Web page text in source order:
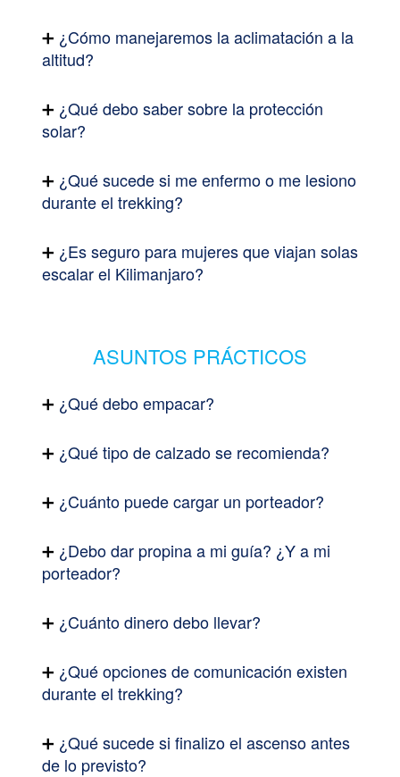
¿Cómo manejaremos la aclimatación a la
altitud?
¿Qué debo saber sobre la protección
solar?
¿Qué sucede si me enfermo o me lesiono
durante el trekking?
¿Es seguro para mujeres que viajan solas
escalar el Kilimanjaro?
ASUNTOS PRÁCTICOS
¿Qué debo empacar?
¿Qué tipo de calzado se recomienda?
¿Cuánto puede cargar un porteador?
¿Debo dar propina a mi guía? ¿Y a mi
porteador?
¿Cuánto dinero debo llevar?
¿Qué opciones de comunicación existen
durante el trekking?
¿Qué sucede si finalizo el ascenso antes
de lo previsto?